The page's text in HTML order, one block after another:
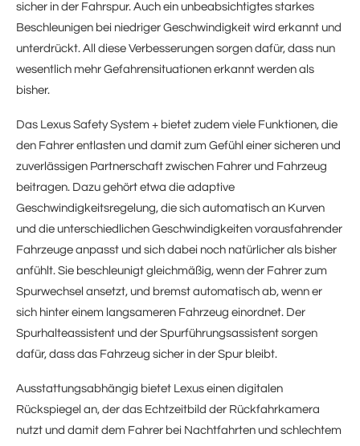
sicher in der Fahrspur. Auch ein unbeabsichtigtes starkes
Beschleunigen bei niedriger Geschwindigkeit wird erkannt und
unterdrückt. All diese Verbesserungen sorgen dafür, dass nun
wesentlich mehr Gefahrensituationen erkannt werden als
bisher.
Das Lexus Safety System + bietet zudem viele Funktionen, die
den Fahrer entlasten und damit zum Gefühl einer sicheren und
zuverlässigen Partnerschaft zwischen Fahrer und Fahrzeug
beitragen. Dazu gehört etwa die adaptive
Geschwindigkeitsregelung, die sich automatisch an Kurven
und die unterschiedlichen Geschwindigkeiten vorausfahrender
Fahrzeuge anpasst und sich dabei noch natürlicher als bisher
anfühlt. Sie beschleunigt gleichmäßig, wenn der Fahrer zum
Spurwechsel ansetzt, und bremst automatisch ab, wenn er
sich hinter einem langsameren Fahrzeug einordnet. Der
Spurhalteassistent und der Spurführungsassistent sorgen
dafür, dass das Fahrzeug sicher in der Spur bleibt.
Ausstattungsabhängig bietet Lexus einen digitalen
Rückspiegel an, der das Echtzeitbild der Rückfahrkamera
nutzt und damit dem Fahrer bei Nachtfahrten und schlechtem